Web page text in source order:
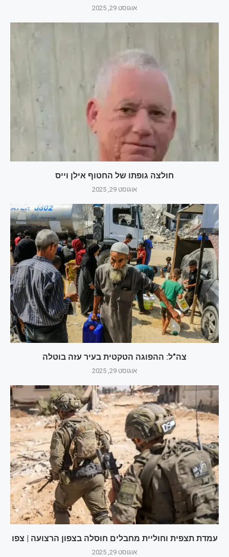
אוגוסט 29, 2025
חולצה גופתו של החטוף אילן וייס
אוגוסט 29, 2025
צה"ל: ההפוגה הטקטית בעיר עזה בוטלה
אוגוסט 29, 2025
עמדת תצפית וחוליית מחבלים חוסלה בצפון הרצועה | צפו
אוגוסט 29, 2025